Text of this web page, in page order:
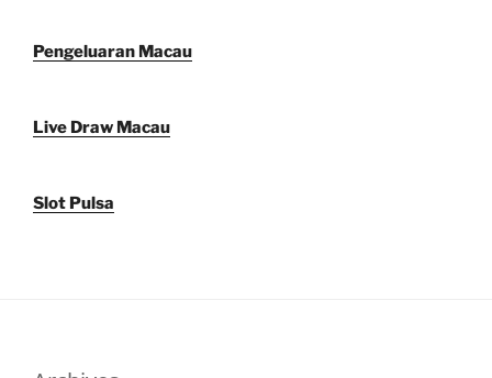
Pengeluaran Macau
Live Draw Macau
Slot Pulsa